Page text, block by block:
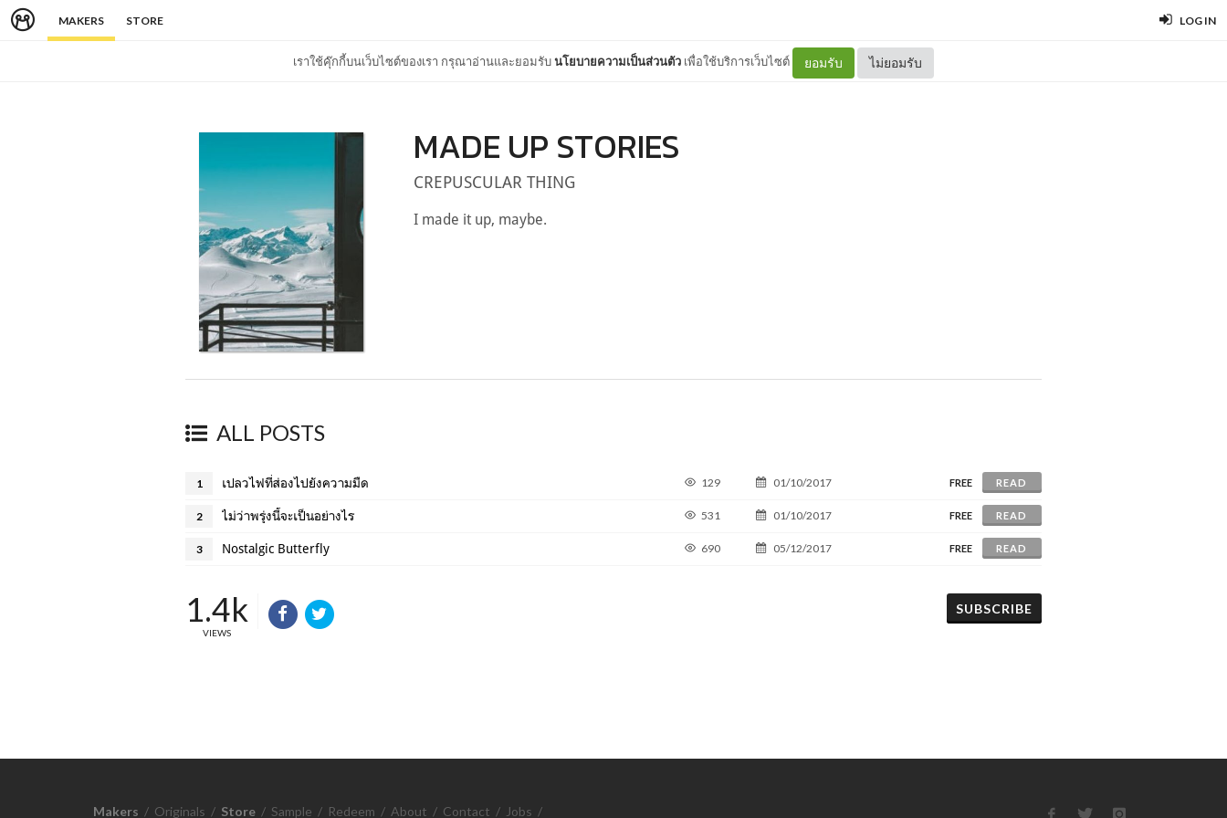
MAKERS STORE LOG IN
เราใช้คุ๊กกี้บนเว็บไซต์ของเรา กรุณาอ่านและยอมรับนโยบายความเป็นส่วนตัว เพื่อใช้บริการเว็บไซต์ ยอมรับ ไม่ยอมรับ
MADE UP STORIES
CREPUSCULAR THING
I made it up, maybe.
ALL POSTS
1 เปลวไฟที่ส่องไปยังความมืด 129 01/10/2017 FREE READ
2 ไม่ว่าพรุ่งนี้จะเป็นอย่างไร 531 01/10/2017 FREE READ
3 Nostalgic Butterfly 690 05/12/2017 FREE READ
1.4k
VIEWS
SUBSCRIBE
Makers / Originals / Store / Sample / Redeem / About / Contact / Jobs /